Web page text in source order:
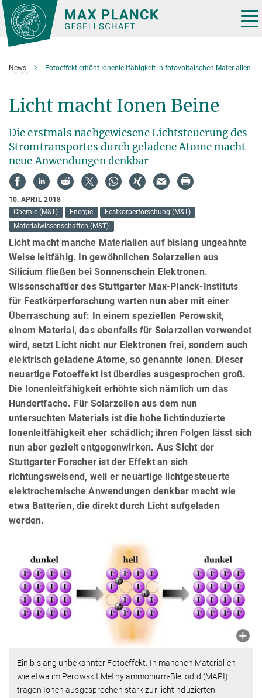
Hauptinhalt
News Fotoeffekt erhöht Ionenleitfähigkeit in fotovoltaischen Materialien
Licht macht Ionen Beine
Die erstmals nachgewiesene Lichtsteuerung des
Stromtransportes durch geladene Atome macht
neue Anwendungen denkbar
10. APRIL 2018
Chemie (M&T)
Energie
Festkörperforschung (M&T)
Materialwissenschaften (M&T)
Licht macht manche Materialien auf bislang ungeahnte
Weise leitfähig. In gewöhnlichen Solarzellen aus
Silicium fließen bei Sonnenschein Elektronen.
Wissenschaftler des Stuttgarter Max-Planck-Instituts
für Festkörperforschung warten nun aber mit einer
Überraschung auf: In einem speziellen Perowskit,
einem Material, das ebenfalls für Solarzellen verwendet
wird, setzt Licht nicht nur Elektronen frei, sondern auch
elektrisch geladene Atome, so genannte Ionen. Dieser
neuartige Fotoeffekt ist überdies ausgesprochen groß.
Die Ionenleitfähigkeit erhöhte sich nämlich um das
Hundertfache. Für Solarzellen aus dem nun
untersuchten Materials ist die hohe lichtinduzierte
Ionenleitfähigkeit eher schädlich; ihren Folgen lässt sich
nun aber gezielt entgegenwirken. Aus Sicht der
Stuttgarter Forscher ist der Effekt an sich
richtungsweisend, weil er neuartige lichtgesteuerte
elektrochemische Anwendungen denkbar macht wie
etwa Batterien, die direkt durch Licht aufgeladen
werden.
Ein bislang unbekannter Fotoeffekt: In manchen Materialien
wie etwa im Perowskit Methylammonium-Bleiiodid (MAPI)
tragen Ionen ausgesprochen stark zur lichtinduzierten